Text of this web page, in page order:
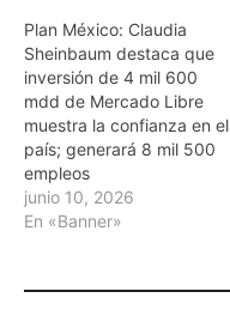
Plan México: Claudia
Sheinbaum destaca que
inversión de 4 mil 600
mdd de Mercado Libre
muestra la confianza en el
país; generará 8 mil 500
empleos
junio 10, 2026
En «Banner»